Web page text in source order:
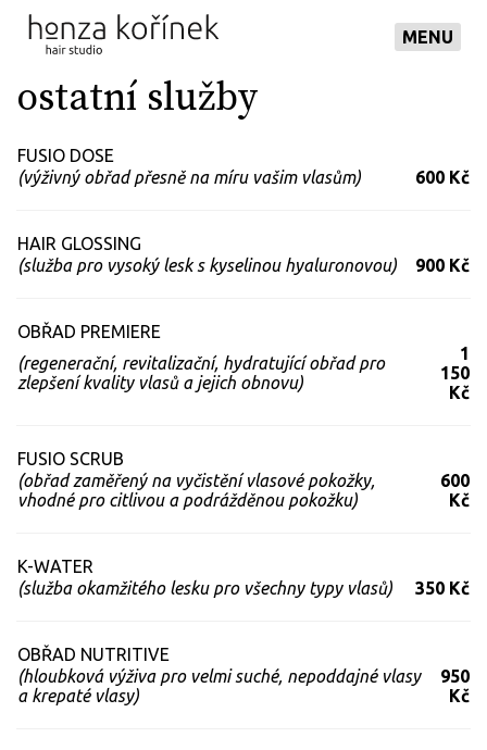
MENU
ostatní služby
FUSIO DOSE
(výživný obřad přesně na míru vašim vlasům)
600 Kč
HAIR GLOSSING
(služba pro vysoký lesk s kyselinou hyaluronovou)
900 Kč
OBŘAD PREMIERE
(regenerační, revitalizační, hydratující obřad pro
zlepšení kvality vlasů a jejich obnovu)
1
150
Kč
FUSIO SCRUB
(obřad zaměřený na vyčistění vlasové pokožky,
vhodné pro citlivou a podrážděnou pokožku)
600
Kč
K-WATER
(služba okamžitého lesku pro všechny typy vlasů)
350 Kč
OBŘAD NUTRITIVE
(hloubková výživa pro velmi suché, nepoddajné vlasy
a krepaté vlasy)
950
Kč